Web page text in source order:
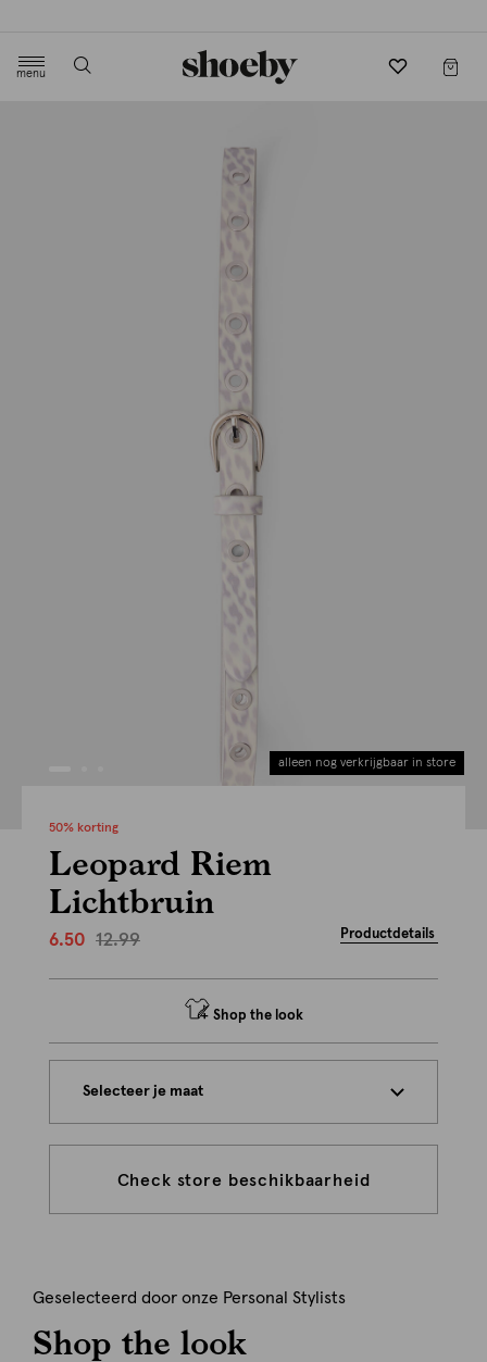
menu
alleen nog verkrijgbaar in store
50% korting
Leopard Riem
Lichtbruin
6.50 12.99 Productdetails
Shop the look
Selecteer je maat
Check store beschikbaarheid
Geselecteerd door onze Personal Stylists
Shop the look